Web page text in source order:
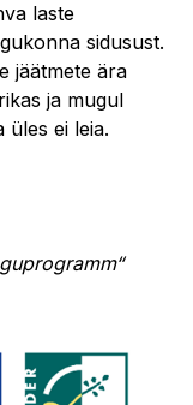
laste
sidusust.
jäätmete ära
ja mugul
ei leia.